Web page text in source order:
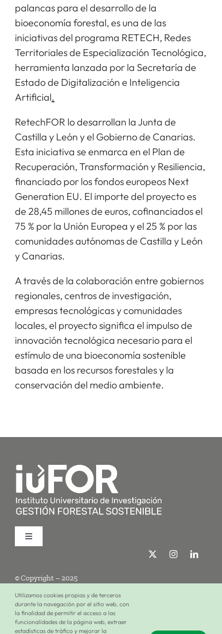
palancas para el desarrollo de la
bioeconomía forestal, es una de las
iniciativas del programa RETECH, Redes
Territoriales de Especialización Tecnológica,
herramienta lanzada por la Secretaría de
Estado de Digitalización e Inteligencia
Artificial.
RetechFOR lo desarrollan la Junta de
Castilla y León y el Gobierno de Canarias.
Esta iniciativa se enmarca en el Plan de
Recuperación, Transformación y Resiliencia,
financiado por los fondos europeos Next
Generation EU. El importe del proyecto es
de 28,45 millones de euros, cofinanciados el
75 % por la Unión Europea y el 25 % por las
comunidades autónomas de Castilla y León
y Canarias.
A través de la colaboración entre gobiernos
regionales, centros de investigación,
empresas tecnológicas y comunidades
locales, el proyecto significa el impulso de
innovación tecnológica necesario para el
estímulo de una bioeconomía sostenible
basada en los recursos forestales y la
conservación del medio ambiente.
Toggle
Investigación
Formación
© Copyright – 2025
Términos de uso Política de privacidad
Utilizamos cookies propias y de terceros
durante la navegación por el sitio web, con
la finalidad de permitir el acceso a las
funcionalidades de la página web, extraer
estadísticas de tráfico y mejorar la